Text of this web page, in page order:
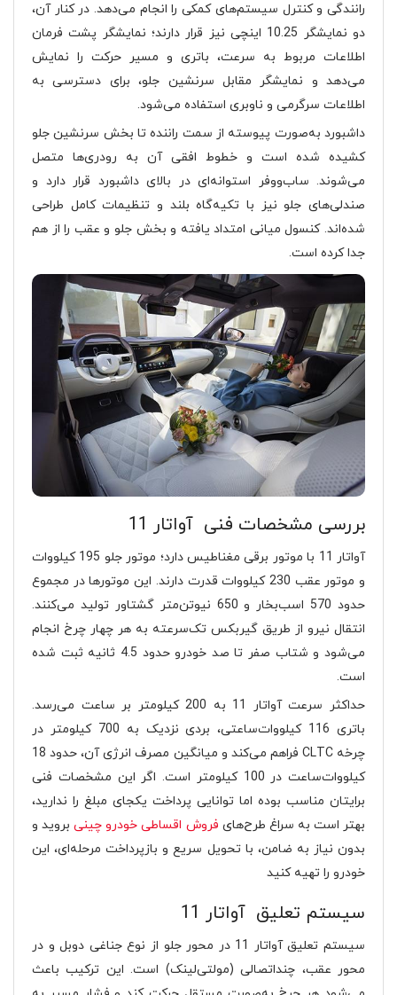
رانندگی و کنترل سیستم‌های کمکی را انجام می‌دهد. در کنار آن،
دو نمایشگر 10.25 اینچی نیز قرار دارند؛ نمایشگر پشت فرمان
اطلاعات مربوط به سرعت، باتری و مسیر حرکت را نمایش
می‌دهد و نمایشگر مقابل سرنشین جلو، برای دسترسی به
اطلاعات سرگرمی و ناوبری استفاده می‌شود.
داشبورد به‌صورت پیوسته از سمت راننده تا بخش سرنشین جلو
کشیده شده است و خطوط افقی آن به رودری‌ها متصل
می‌شوند. ساب‌ووفر استوانه‌ای در بالای داشبورد قرار دارد و
صندلی‌های جلو نیز با تکیه‌گاه بلند و تنظیمات کامل طراحی
شده‌اند. کنسول میانی امتداد یافته و بخش جلو و عقب را از هم
جدا کرده است.
بررسی مشخصات فنی آواتار 11
آواتار 11 با موتور برقی مغناطیس دارد؛ موتور جلو 195 کیلووات
و موتور عقب 230 کیلووات قدرت دارند. این موتورها در مجموع
حدود 570 اسب‌بخار و 650 نیوتن‌متر گشتاور تولید می‌کنند.
انتقال نیرو از طریق گیربکس تک‌سرعته به هر چهار چرخ انجام
می‌شود و شتاب صفر تا صد خودرو حدود 4.5 ثانیه ثبت شده
است.
حداکثر سرعت آواتار 11 به 200 کیلومتر بر ساعت می‌رسد.
باتری 116 کیلووات‌ساعتی، بردی نزدیک به 700 کیلومتر در
چرخه CLTC فراهم می‌کند و میانگین مصرف انرژی آن، حدود 18
کیلووات‌ساعت در 100 کیلومتر است. اگر این مشخصات فنی
برایتان مناسب بوده اما توانایی پرداخت یکجای مبلغ را ندارید،
بهتر است به سراغ طرح‌های فروش اقساطی خودرو چینیبروید و
بدون نیاز به ضامن، با تحویل سریع و بازپرداخت مرحله‌ای، این
خودرو را تهیه کنید
سیستم تعلیق آواتار 11
سیستم تعلیق آواتار 11 در محور جلو از نوع جناغی دوبل و در
محور عقب، چنداتصالی (مولتی‌لینک) است. این ترکیب باعث